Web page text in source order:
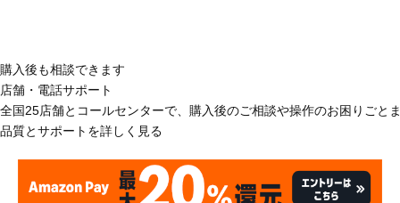
購入後も相談できます
店舗・電話サポート
全国25店舗とコールセンターで、購入後のご相談や操作のお困りごと
品質とサポートを詳しく見る